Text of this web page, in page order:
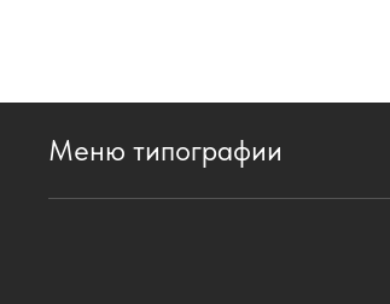
Меню типографии